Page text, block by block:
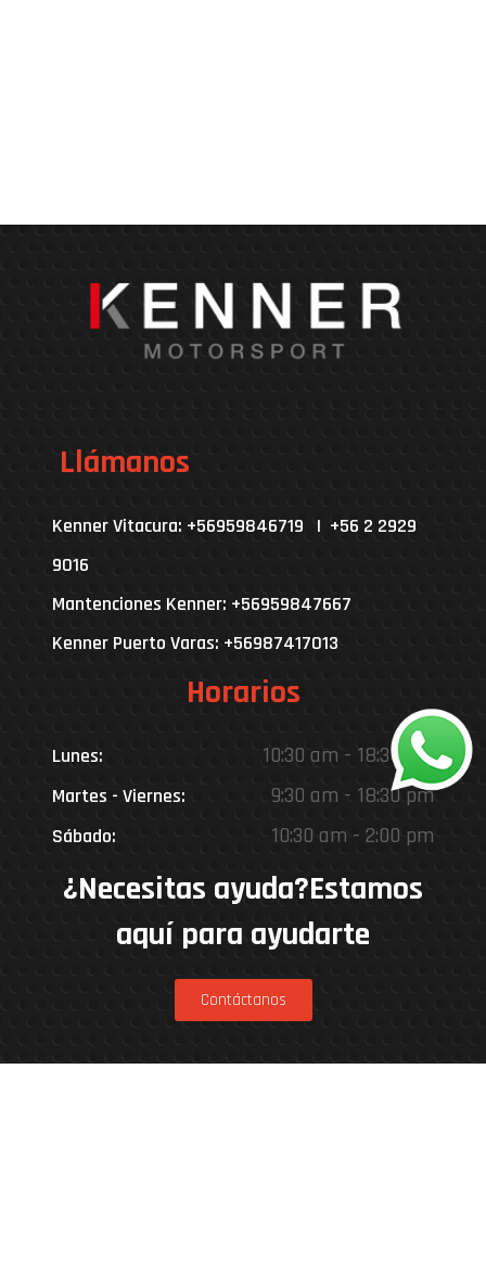
Llámanos
Kenner Vitacura: +56959846719 | +56 2 2929
9016
Mantenciones Kenner: +56959847667
Kenner Puerto Varas: +56987417013
Horarios
Lunes: 10:30 am - 18:30 pm
Martes - Viernes: 9:30 am - 18:30 pm
Sábado: 10:30 am - 2:00 pm
¿Necesitas ayuda?Estamos
aquí para ayudarte
Contáctanos